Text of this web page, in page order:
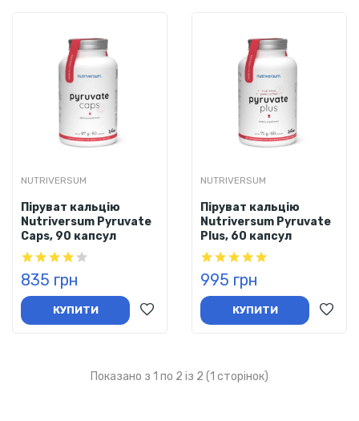
NUTRIVERSUM
Піруват кальцію
Nutriversum Pyruvate
Caps, 90 капсул
835 грн
КУПИТИ
NUTRIVERSUM
Піруват кальцію
Nutriversum Pyruvate
Plus, 60 капсул
995 грн
КУПИТИ
Показано з 1 по 2 із 2 (1 сторінок)